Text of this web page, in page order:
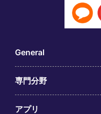
General
専門分野
アプリ